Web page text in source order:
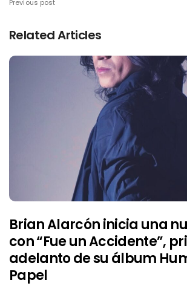
Previous post
Related Articles
Brian Alarcón inicia una
con “Fue un Accidente”,
adelanto de su álbum
Papel